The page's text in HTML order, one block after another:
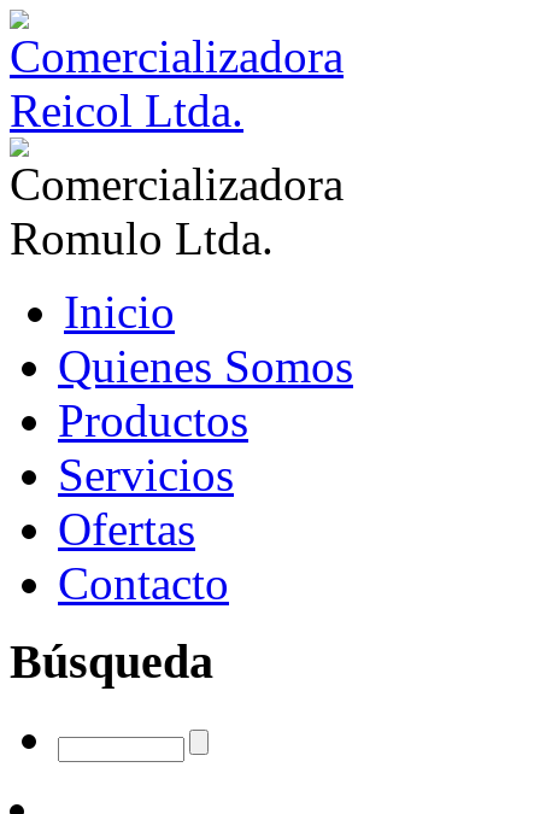
Inicio
Quienes Somos
Productos
Servicios
Ofertas
Contacto
Búsqueda